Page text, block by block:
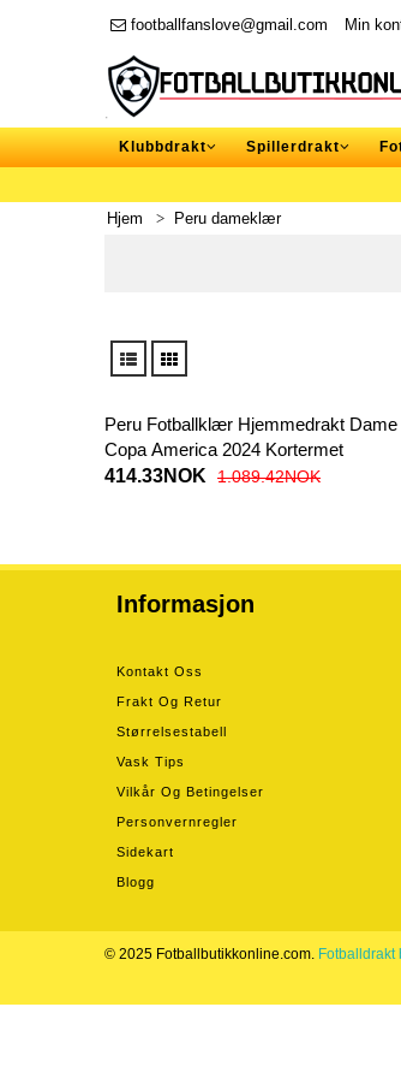
footballfanslove@gmail.com Min
Klubbdrakt Spillerdrakt
Hjem Peru dameklær
Peru Fotballklær Hjemmedrakt Dame
Copa America 2024 Kortermet
414.33NOK
1.089.42NOK
Informasjon
Kontakt Oss
Frakt Og Retur
Størrelsestabell
Vask Tips
Vilkår Og Betingelser
Personvernregler
Sidekart
Blogg
© 2025 Fotballbutikkonline.com. Fotballdrakt